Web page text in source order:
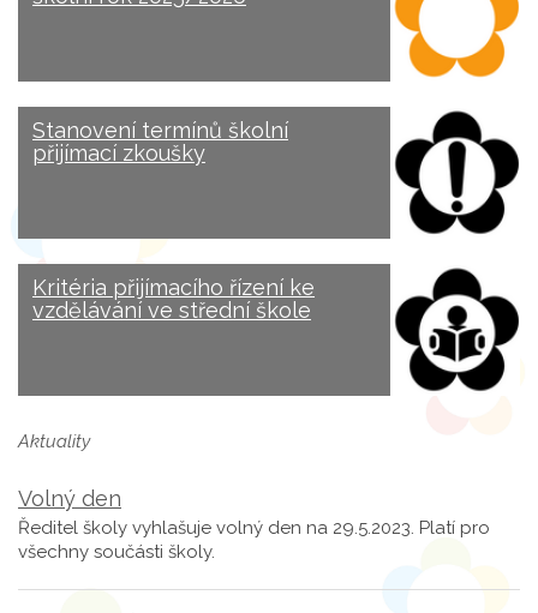
Stanovení termínů školní
přijímací zkoušky
Kritéria přijímacího řízení ke
vzdělávání ve střední škole
Aktuality
Volný den
Ředitel školy vyhlašuje volný den na 29.5.2023. Platí pro
všechny součásti školy.